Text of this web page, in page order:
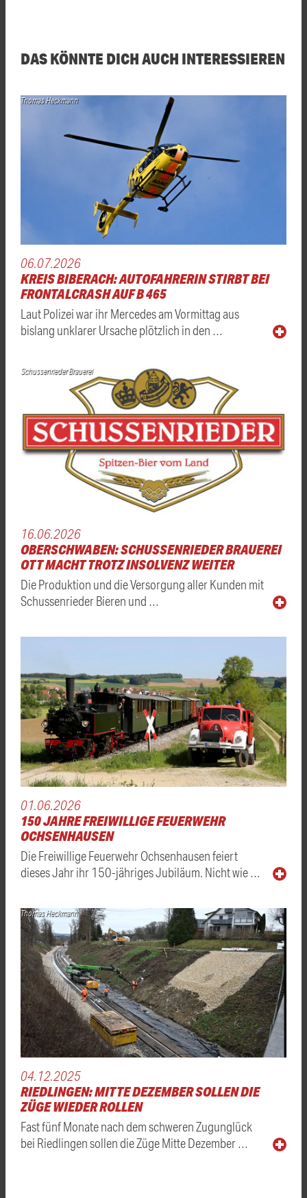
DAS KÖNNTE DICH AUCH INTERESSIEREN
Thomas Heckmann
06.07.2026
KREIS BIBERACH: AUTOFAHRERIN STIRBT BEI
FRONTALCRASH AUF B 465
Laut Polizei war ihr Mercedes am Vormittag aus
bislang unklarer Ursache plötzlich in den …
Schussenrieder Brauerei
16.06.2026
OBERSCHWABEN: SCHUSSENRIEDER BRAUEREI
OTT MACHT TROTZ INSOLVENZ WEITER
Die Produktion und die Versorgung aller Kunden mit
Schussenrieder Bieren und …
01.06.2026
150 JAHRE FREIWILLIGE FEUERWEHR
OCHSENHAUSEN
Die Freiwillige Feuerwehr Ochsenhausen feiert
dieses Jahr ihr 150-jähriges Jubiläum. Nicht wie …
Thomas Heckmann
04.12.2025
RIEDLINGEN: MITTE DEZEMBER SOLLEN DIE
ZÜGE WIEDER ROLLEN
Fast fünf Monate nach dem schweren Zugunglück
bei Riedlingen sollen die Züge Mitte Dezember …